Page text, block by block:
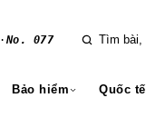
· No. 077
Bảo hiểm Quốc tế